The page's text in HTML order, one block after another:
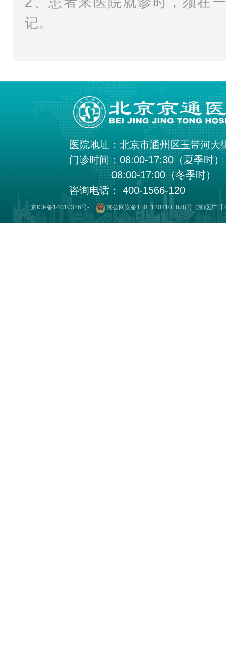
记。
医院地址：北京市通州区玉带河大
门诊时间：08:00-17:30（夏季时）
08:00-17:00（冬季时）
咨询电话： 400-1566-120
京ICP备14010326号-1 京公网安备11011202101878号(京)医广【